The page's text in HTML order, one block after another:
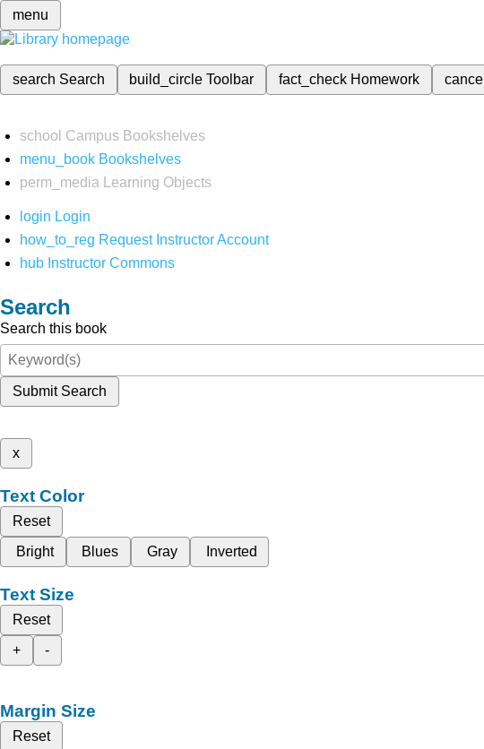
menu
search Search build_circleToolbar fact_check Homework cancel
school Campus Bookshelves
menu_book Bookshelves
perm_media
Learning Objects
login Login
how_to_reg Request Instructor Account
hub Instructor Commons
Search
Search this book
Submit Search
x
Text Color
Reset
Bright
Blues Gray Inverted
Text Size
Reset
+
-
Margin Size
Reset